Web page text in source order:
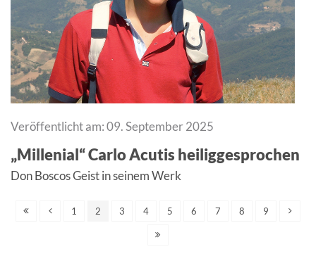
Veröffentlicht am: 09. September 2025
„Millenial“ Carlo Acutis heiliggesprochen
Don Boscos Geist in seinem Werk
1 2 3 4 5 6 7 8 9